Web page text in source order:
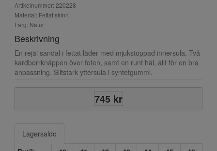
Artikelnummer: 220228
Material: Fettat skinn
Färg: Natur
Beskrivning
En rejäl sandal i fettat läder med mjukstoppad innersula. Två
kardborrknäppen över foten, samt en runt häl, allt för en bra
anpassning. Slitstark yttersula i syntetgummi.
745 kr
Lagersaldo